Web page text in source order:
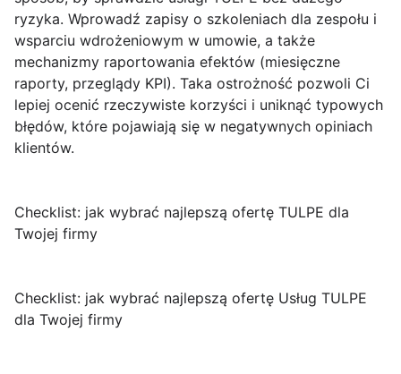
ryzyka. Wprowadź zapisy o szkoleniach dla zespołu i
wsparciu wdrożeniowym w umowie, a także
mechanizmy raportowania efektów (miesięczne
raporty, przeglądy KPI). Taka ostrożność pozwoli Ci
lepiej ocenić rzeczywiste korzyści i uniknąć typowych
błędów, które pojawiają się w negatywnych opiniach
klientów.
Checklist: jak wybrać najlepszą ofertę TULPE dla
Twojej firmy
Checklist: jak wybrać najlepszą ofertę Usług TULPE
dla Twojej firmy